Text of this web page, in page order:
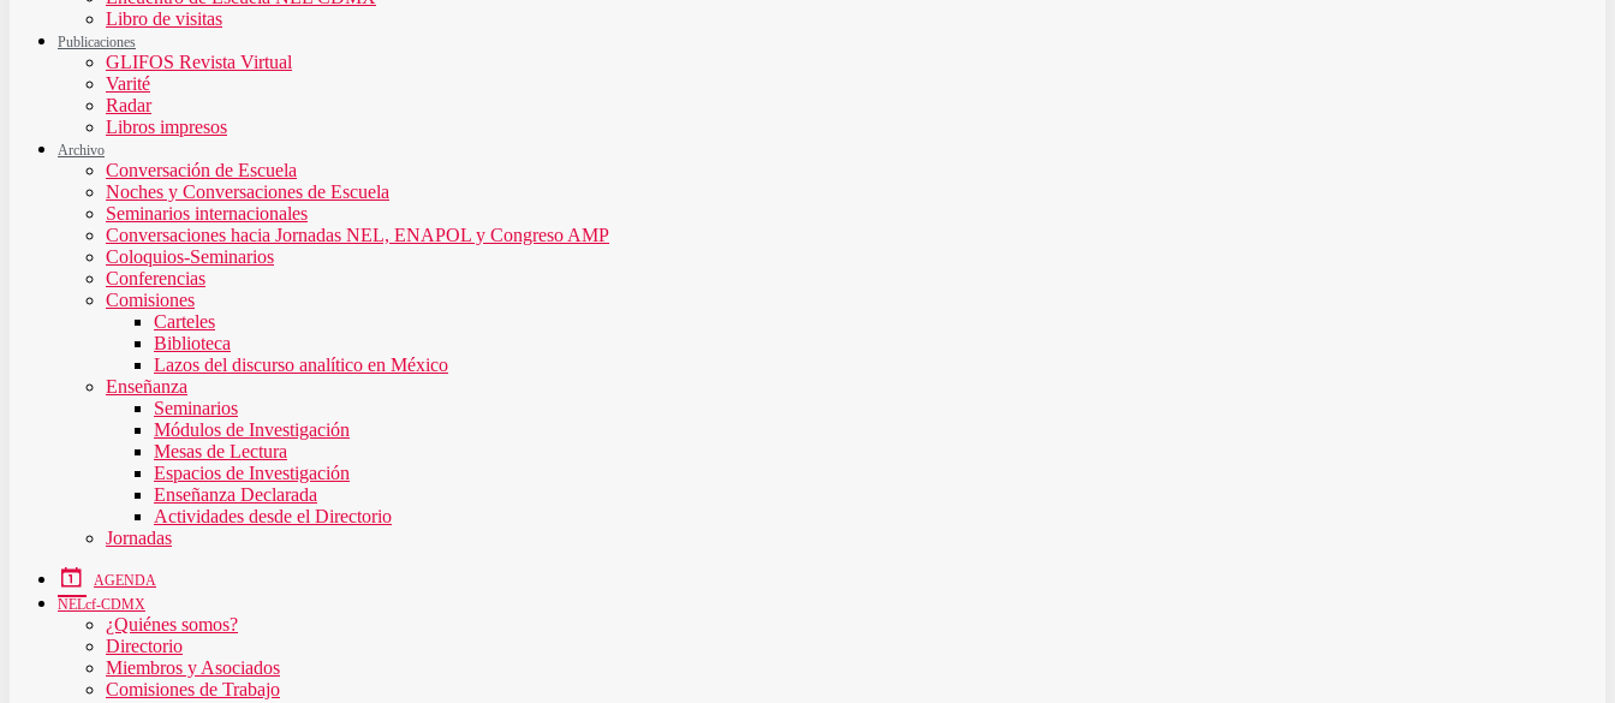
Libro de visitas
Publicaciones
GLIFOS Revista Virtual
Varité
Radar
Libros impresos
Archivo
Conversación de Escuela
Noches y Conversaciones de Escuela
Seminarios internacionales
Conversaciones hacia Jornadas NEL, ENAPOL y Congreso AMP
Coloquios-Seminarios
Conferencias
Comisiones
Carteles
Biblioteca
Lazos del discurso analítico en México
Enseñanza
Seminarios
Módulos de Investigación
Mesas de Lectura
Espacios de Investigación
Enseñanza Declarada
Actividades desde el Directorio
Jornadas
AGENDA
NELcf-CDMX
¿Quiénes somos?
Directorio
Miembros y Asociados
Comisiones de Trabajo